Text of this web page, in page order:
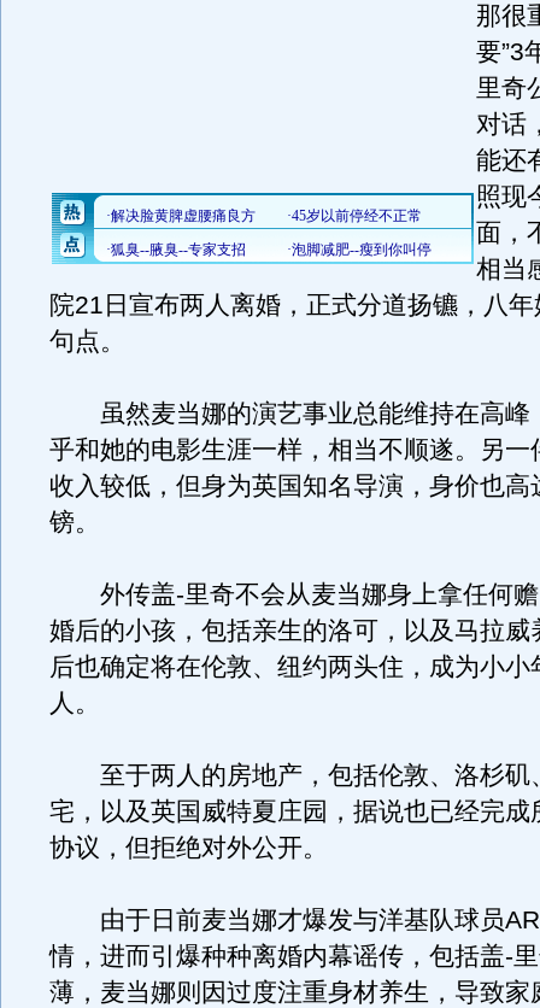
那很
要”3
里奇
对话
能还
照现
面，
相当
院21日宣布两人离婚，正式分道扬镳，八
句点。
虽然麦当娜的演艺事业总能维持在高峰
乎和她的电影生涯一样，相当不顺遂。另一
收入较低，但身为英国知名导演，身价也高
镑。
外传盖-里奇不会从麦当娜身上拿任何赡
婚后的小孩，包括亲生的洛可，以及马拉威
后也确定将在伦敦、纽约两头住，成为小小
人。
至于两人的房地产，包括伦敦、洛杉矶
宅，以及英国威特夏庄园，据说也已经完成
协议，但拒绝对外公开。
由于日前麦当娜才爆发与洋基队球员
情，进而引爆种种离婚内幕谣传，包括盖-
薄，麦当娜则因过度注重身材养生，导致家